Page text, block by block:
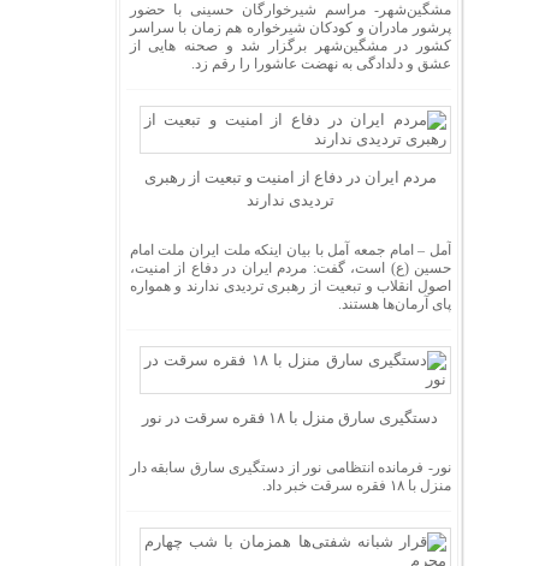
مشگین‌شهر- مراسم شیرخوارگان حسینی با حضور
پرشور مادران و کودکان شیرخواره هم زمان با سراسر
کشور در مشگین‌شهر برگزار شد و صحنه هایی از
عشق و دلدادگی به نهضت عاشورا را رقم زد.
مردم ایران در دفاع از امنیت و تبعیت از رهبری
تردیدی ندارند
آمل – امام جمعه آمل با بیان اینکه ملت ایران ملت امام
حسین (ع) است، گفت: مردم ایران در دفاع از امنیت،
اصول انقلاب و تبعیت از رهبری تردیدی ندارند و همواره
پای آرمان‌ها هستند.
دستگیری سارق منزل با ۱۸ فقره سرقت در نور
نور- فرمانده انتظامی نور از دستگیری سارق سابقه دار
منزل با ۱۸ فقره سرقت خبر داد.